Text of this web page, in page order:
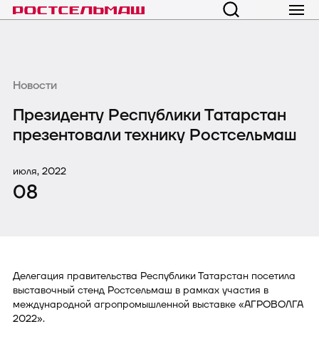
Новости
Президенту Республики Татарстан
презентовали технику Ростсельмаш
июля, 2022
08
Делегация правительства Республики Татарстан посетила
выставочный стенд Ростсельмаш в рамках участия в
международной агропромышленной выставке «АГРОВОЛГА
2022».